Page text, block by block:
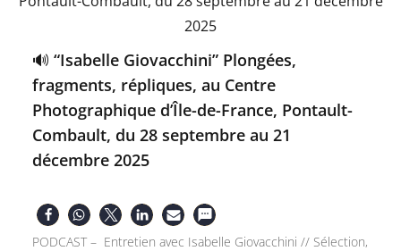
🔊 “Isabelle Giovacchini” Plongées,
fragments, répliques, au Centre
Photographique d’Île-de-France, Pontault-
Combault, du 28 septembre au 21
décembre 2025
PODCAST – Entretien avec Isabelle Giovacchini // Sélection,